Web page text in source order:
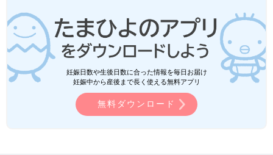
妊娠日数や生後日数に合った情報を毎日お届け
妊娠中から産後まで長く使える無料アプリ
無料ダウンロード